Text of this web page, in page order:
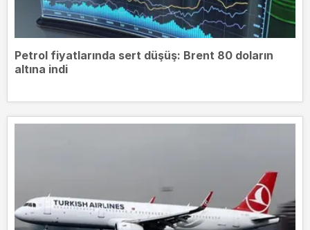
Petrol fiyatlarında sert düşüş: Brent 80 doların
altına indi